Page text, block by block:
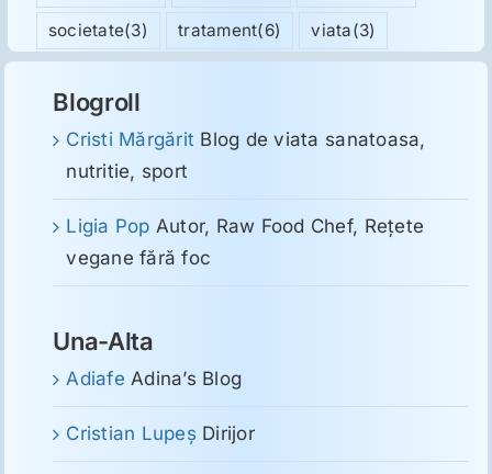
societate(3) tratament(6) viata(3)
Blogroll
Cristi Mărgărit Blog de viata sanatoasa,
nutritie, sport
Ligia Pop Autor, Raw Food Chef, Reţete
vegane fără foc
Una-Alta
Adiafe Adina’s Blog
Cristian Lupeş Dirijor